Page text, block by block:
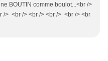
BOUTIN comme boulot...<br />
/> <br /> <br /> <br /> <br /> <br